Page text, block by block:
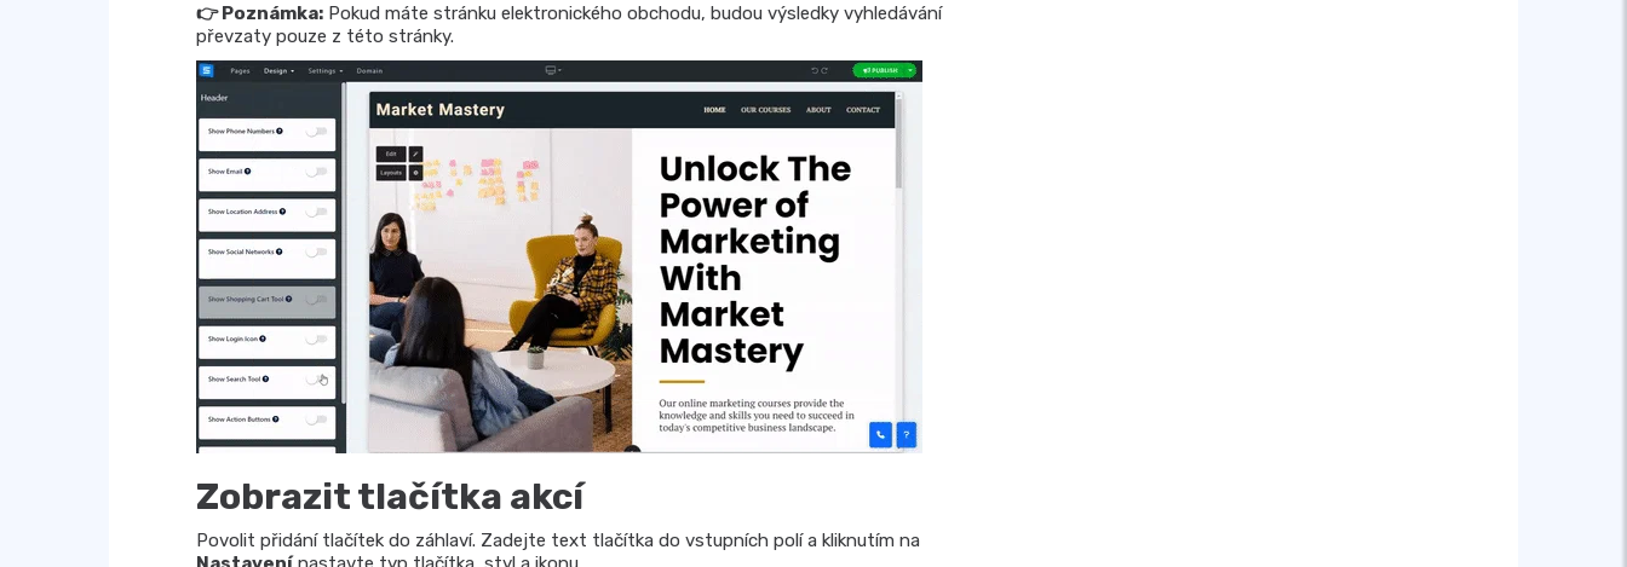
👉 Poznámka: Pokud máte stránku elektronického obchodu, budou výsledky vyhledávání
převzaty pouze z této stránky.
Zobrazit tlačítka akcí
Povolit přidání tlačítek do záhlaví. Zadejte text tlačítka do vstupních polí a kliknutím na